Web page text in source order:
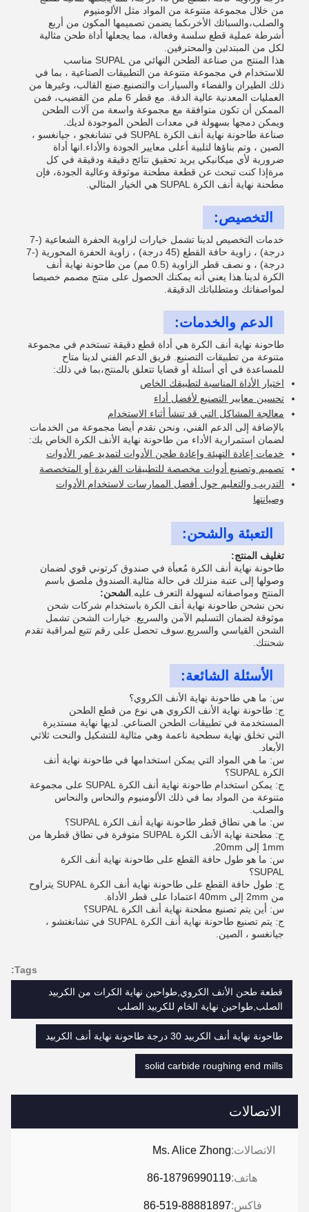
الاتصالات
الاتصالات:Ms. Alice Zhong
هاتف:86-18796990119
فاكس:86-519-88881897
من خلال مجموعة متنوعة من المواد مثل الألومنيوم
والصلب،والسبائك الأخرىكما يضمن تصميمها المكون من أربع
أشرطة عملية قطع سلسة وفعالة، مما يجعلها أداة طحن مثالية
لكل من المبتدئين والمحترفين.
هذا المنتج من صناعة الطحن النهائي من SUPAL مناسب
للاستخدام في مجموعة متنوعة من التطبيقات الصناعية ، بما في
ذلك الطيران والفضاء والسيارات والتصنيع.صنع القالب، وغيرها من
العمليات المعدنية عالية الدقة. مع قطر 6 ملم من القضيب، فمن
الممكن أن تكون متوافقة مع مجموعة واسعة من آلات الطحن
ويمكن دمجها بسهولة في معدات الطحن الموجودة لديك.
صناعة طاحونة نهاية أنف الكرة SUPAL في تشانغجو ، جيانغسو ،
الصين ، وتم بناؤها لتلبية أعلى معايير الجودة والأداء.انها أداة
ضرورية لأي ميكانيكي يريد تحقيق نتائج دقيقة ودقيقة في كل
مرةإذا كنت تبحث عن قطعة مطحنة موثوقة وعالية الجودة، فإن
مطحنة نهاية أنف الكرة SUPAL هي الخيار المثالي.
التخصيص:
خدمات التخصيص لدينا تشمل خيارات لزاوية الحفرة الشعاعية (-7
درجة) ، زاوية حافة القطع (45 درجة) ، زاوية الحفرة المحورية (-7
درجة) ، و نصف قطر الزاوية (0.5 مم) من طاحونة نهاية أنف
الكرة لدينا.هذا يعني أنه يمكنك الحصول على منتج مصمم خصيصا
لمواصفاتك ومتطلباتك الدقيقة.
الدعم والخدمات:
طاحونة نهاية أنف الكرة هي أداة قطع دقيقة تستخدم في مجموعة
متنوعة من تطبيقات التصنيع. فريق الدعم الفني لدينا متاح
للمساعدة في أي أسئلة أو قضايا تتعلق بالمنتج،بما في ذلك:
اختيار الأداة المناسبة لتطبيقك الخاص
تحسين معايير التصنيع لأفضل أداء
معالجة المشاكل التي قد تنشأ أثناء الاستخدام
بالإضافة إلى الدعم الفني، ونحن نقدم أيضا مجموعة من الخدمات
لضمان استمرارية الأداء من طاحونة نهاية الأنف الكرة الخاص بك:
خدمات إعادة التهيئة وإعادة طحن الأدوات لتمديد عمر الأدوات
تصميم وتصنيع أدوات مخصصة للتطبيقات الفريدة أو المتخصصة
التدريب والتعليم حول أفضل الممارسات لاستخدام الأدوات
وصيانتها
التعبئة والشحن:
تغليف المنتج:
طاحونة نهاية أنف الكرة مُعبأة في صندوق كرتوني قوي لضمان
وصولها إلى عتبة منزلك في حالة مثالية.الصندوق ملصق باسم
المنتج ومواصفاته لسهولة التعرف عليه. الشحن:
نحن نشحن طاحونة نهاية أنف الكرة باستخدام شركات شحن
موثوقة لضمان التسليم الآمن والسريع. خيارات الشحن تشمل
الشحن القياسي والسريع.سوف تحصل على رقم تتبع لمراقبة تقدم
شحنتك.
الأسئلة الشائعة:
س: ما هي طاحونة نهاية الأنف الكروي؟
ج: طاحونة نهاية الأنف الكروي هي نوع من قطع الطحن
المستخدمة في تطبيقات الطحن الصناعي. لديها نهاية مستديرة
التي تخلق نهاية سطحية ناعمة وهي مثالية للتشكيل والنحت ثلاثي
الأبعاد.
س: ما هي المواد التي يمكن استخدامها في طاحونة نهاية أنف
الكرة SUPAL؟
ج: يمكن استخدام طاحونة نهاية أنف الكرة SUPAL على مجموعة
متنوعة من المواد بما في ذلك الألومنيوم والنحاس والنحاس
والصلب.
س: ما هي نطاق قطر طاحونة نهاية أنف الكرة SUPAL؟
ج: مطحنة نهاية الأنف الكرة SUPAL متوفرة في نطاق قطرها من
1mm إلى 20mm.
س: ما هو طول حافة القطع على طاحونة نهاية أنف الكرة
SUPAL؟
ج: طول حافة القطع على طاحونة نهاية أنف الكرة SUPAL يتراوح
من 2mm إلى 40mm اعتمادا على قطر الأداة.
س: أين يتم تصنيع مطحنة نهاية أنف الكرة SUPAL؟
ج: يتم تصنيع طاحونة نهاية أنف الكرة SUPAL في تشانغتشو ،
جيانغسو ، الصين.
Tags:
قطعة طحن الأنف الكروي,طواحين نهاية الكرات من الكربيد
الصلب,طواحين نهاية الخام للكربيد الصلب
طاحونة نهاية أنف الكربيد 30 درجة طاحونة نهاية أنف الكربيد
solid carbide roughing end mills